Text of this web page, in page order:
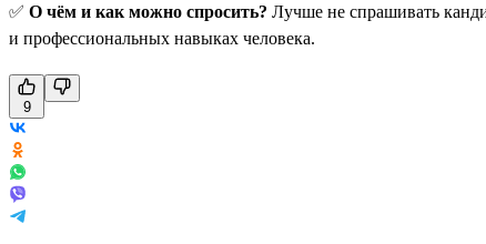
✅ О чём и как можно спросить? Лучше не спрашивать
и профессиональных навыках человека.
9